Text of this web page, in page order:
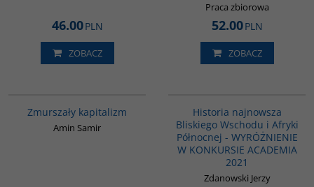
46.00PLN
ZOBACZ
Praca zbiorowa
52.00PLN
ZOBACZ
Zmurszały kapitalizm
Amin Samir
Historia najnowsza
Bliskiego Wschodu i Afryki
Północnej - WYRÓŻNIENIE
W KONKURSIE ACADEMIA
2021
Zdanowski Jerzy